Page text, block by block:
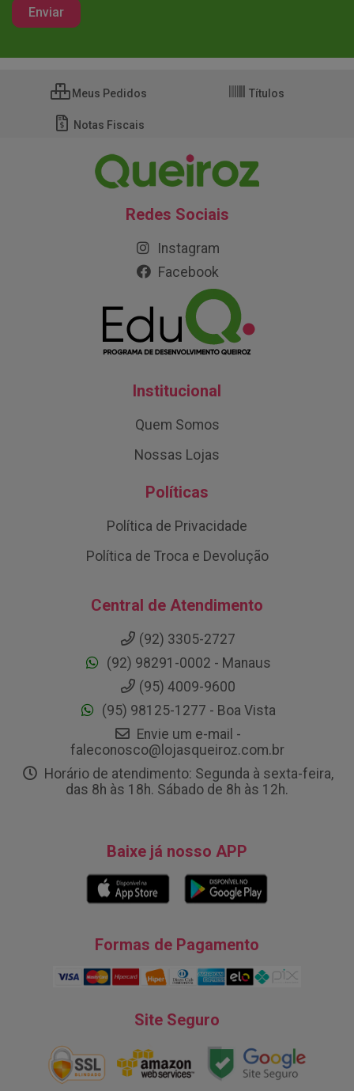
Meus Pedidos Títulos
Notas Fiscais
Redes Sociais
Instagram
Facebook
Institucional
Quem Somos
Nossas Lojas
Políticas
Política de Privacidade
Política de Troca e Devolução
Central de Atendimento
(92) 3305-2727
(92) 98291-0002 - Manaus
(95) 4009-9600
(95) 98125-1277 - Boa Vista
Envie um e-mail -
faleconosco@lojasqueiroz.com.br
Horário de atendimento: Segunda à sexta-feira,
das 8h às 18h. Sábado de 8h às 12h.
Baixe já nosso APP
Formas de Pagamento
Site Seguro